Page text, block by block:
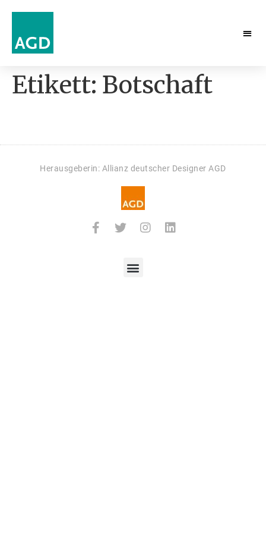
Etikett: Botschaft
Herausgeberin: Allianz deutscher Designer AGD